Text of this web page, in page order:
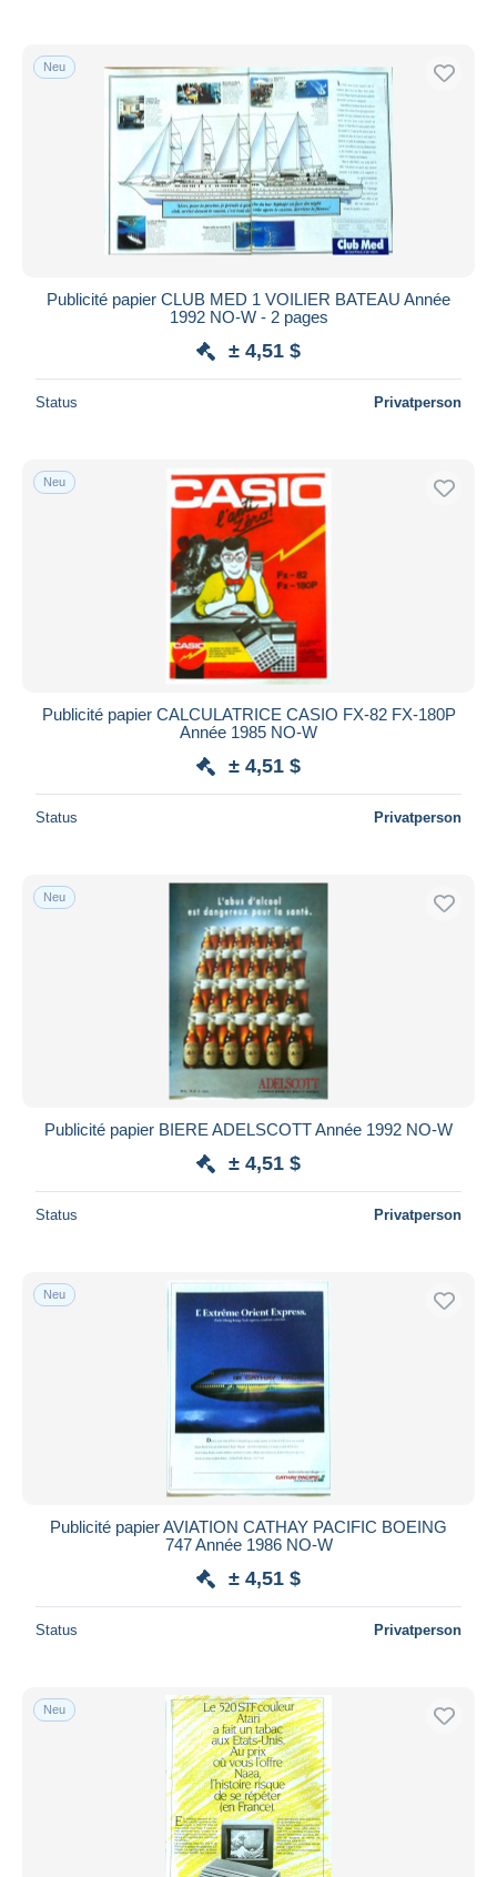
Neu
Publicité papier CLUB MED 1 VOILIER BATEAU Année
1992 NO-W - 2 pages
± 4,51 $
Status Privatperson
Neu
Publicité papier CALCULATRICE CASIO FX-82 FX-180P
Année 1985 NO-W
± 4,51 $
Status Privatperson
Neu
Publicité papier BIERE ADELSCOTT Année 1992 NO-W
± 4,51 $
Status Privatperson
Neu
Publicité papier AVIATION CATHAY PACIFIC BOEING
747 Année 1986 NO-W
± 4,51 $
Status Privatperson
Neu